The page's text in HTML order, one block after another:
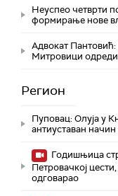
Неуспео четврти
формирање нове
Адвокат Пантовић:
Митровици
Регион
Пуповац: Олуја у
антиуставан начин
Годишњица
Петровачкој
одговарао